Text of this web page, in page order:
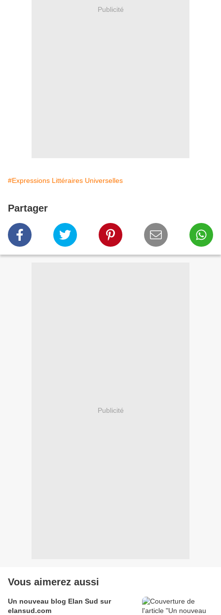
Publicité
#Expressions Littéraires Universelles
Partager
Publicité
Vous aimerez aussi
Un nouveau blog Elan Sud sur
elansud.com